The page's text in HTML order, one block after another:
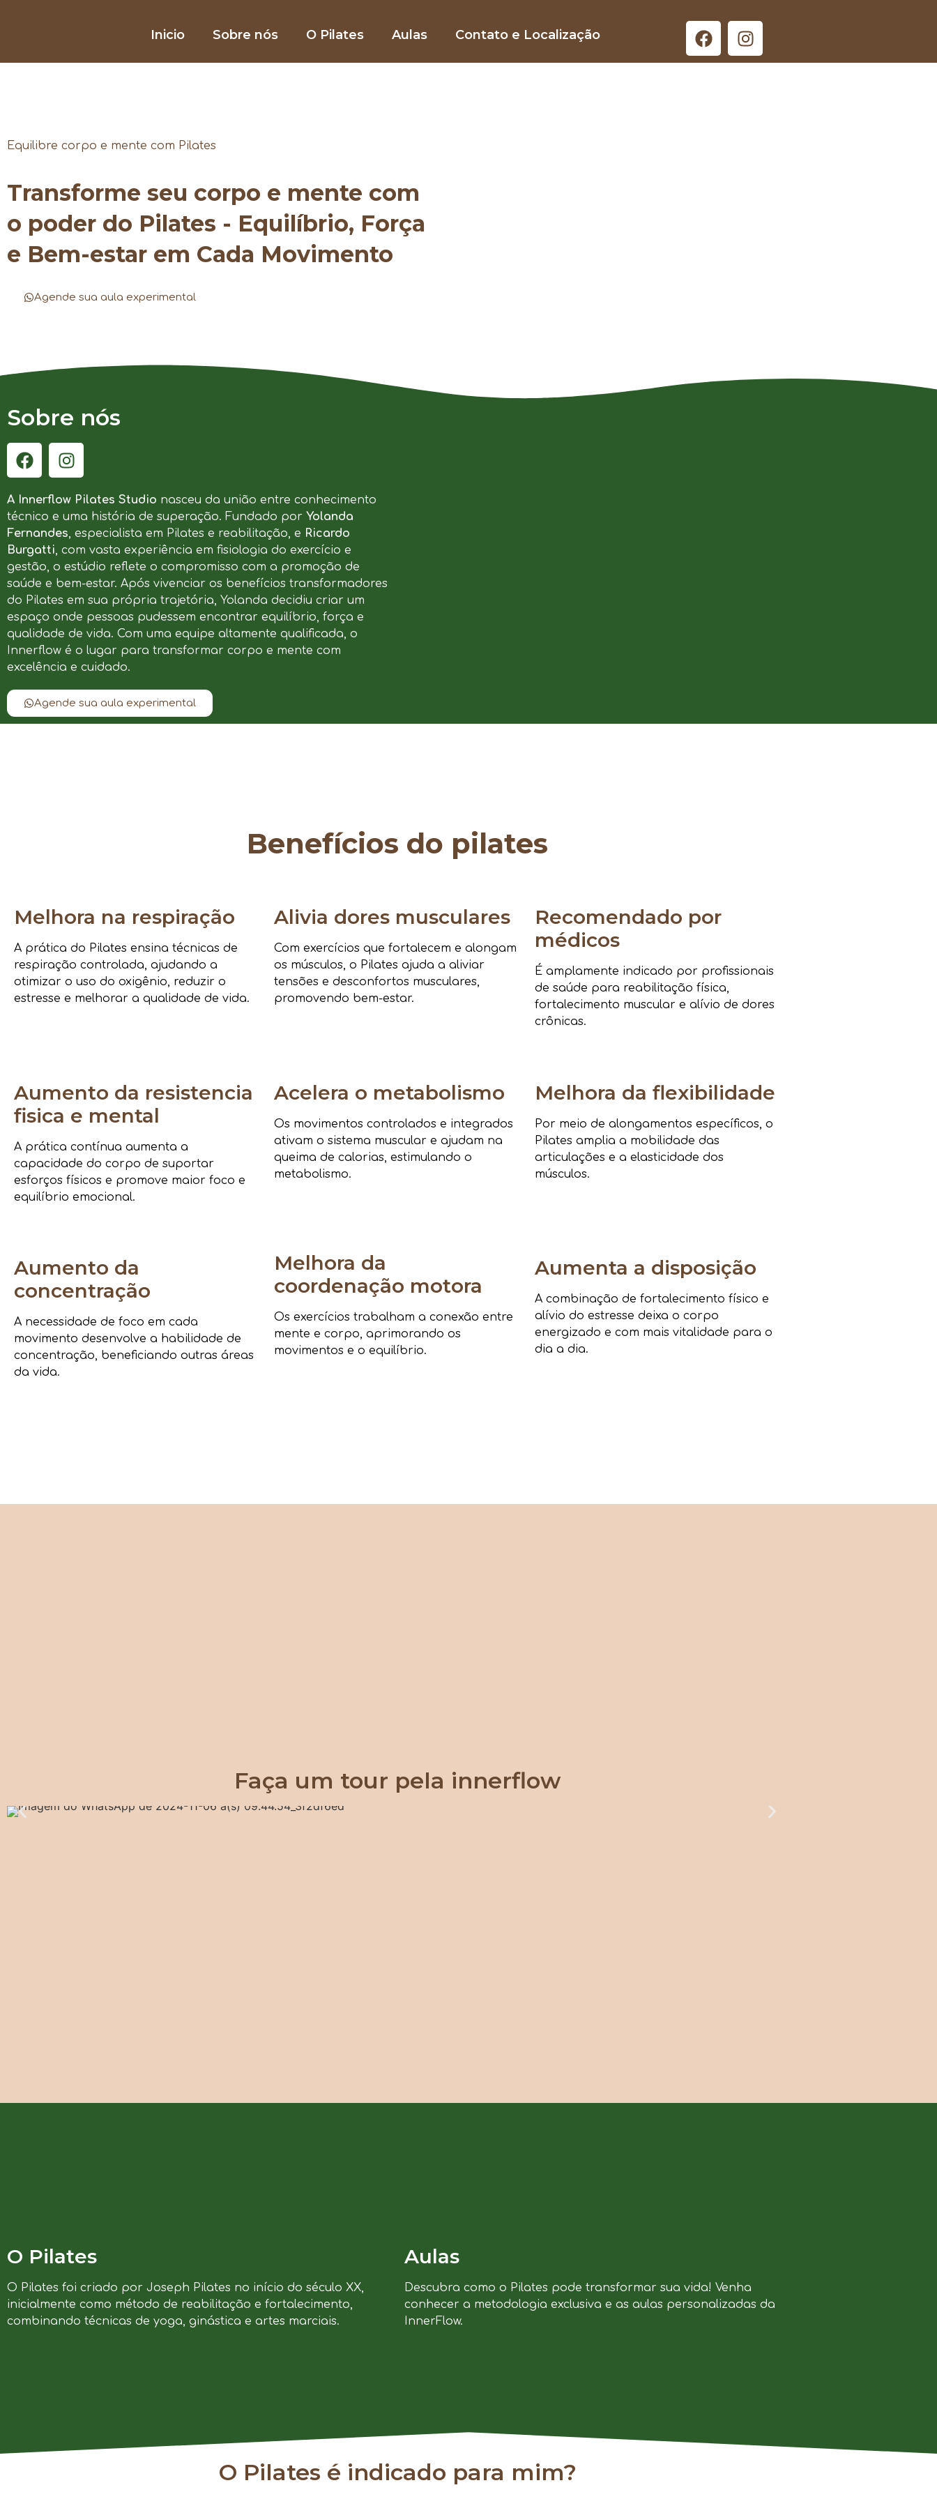
Inicio Sobre nós O Pilates Aulas Contato e Localização
Equilibre corpo e mente com Pilates
Transforme seu corpo e mente com
o poder do Pilates - Equilíbrio, Força
e Bem-estar em Cada Movimento
Agende sua aula experimental
Sobre nós
A Innerflow Pilates Studio nasceu da união entre conhecimento
técnico e uma história de superação. Fundado por Yolanda
Fernandes, especialista em Pilates e reabilitação, e Ricardo
Burgatti, com vasta experiência em fisiologia do exercício e
gestão, o estúdio reflete o compromisso com a promoção de
saúde e bem-estar. Após vivenciar os benefícios transformadores
do Pilates em sua própria trajetória, Yolanda decidiu criar um
espaço onde pessoas pudessem encontrar equilíbrio, força e
qualidade de vida. Com uma equipe altamente qualificada, o
Innerflow é o lugar para transformar corpo e mente com
excelência e cuidado.
Agende sua aula experimental
Benefícios do pilates
Melhora na respiração
A prática do Pilates ensina técnicas de
respiração controlada, ajudando a
otimizar o uso do oxigênio, reduzir o
estresse e melhorar a qualidade de vida.
Alivia dores musculares
Com exercícios que fortalecem e alongam
os músculos, o Pilates ajuda a aliviar
tensões e desconfortos musculares,
promovendo bem-estar.
Recomendado por
médicos
É amplamente indicado por profissionais
de saúde para reabilitação física,
fortalecimento muscular e alívio de dores
crônicas.
Aumento da resistencia
fisica e mental
A prática contínua aumenta a
capacidade do corpo de suportar
esforços físicos e promove maior foco e
equilíbrio emocional.
Acelera o metabolismo
Os movimentos controlados e integrados
ativam o sistema muscular e ajudam na
queima de calorias, estimulando o
metabolismo.
Melhora da flexibilidade
Por meio de alongamentos específicos, o
Pilates amplia a mobilidade das
articulações e a elasticidade dos
músculos.
Aumento da
concentração
A necessidade de foco em cada
movimento desenvolve a habilidade de
concentração, beneficiando outras áreas
da vida.
Melhora da
coordenação motora
Os exercícios trabalham a conexão entre
mente e corpo, aprimorando os
movimentos e o equilíbrio.
Aumenta a disposição
A combinação de fortalecimento físico e
alívio do estresse deixa o corpo
energizado e com mais vitalidade para o
dia a dia.
Faça um tour pela innerflow
O Pilates
O Pilates foi criado por Joseph Pilates no início do século XX,
inicialmente como método de reabilitação e fortalecimento,
combinando técnicas de yoga, ginástica e artes marciais.
Aulas
Descubra como o Pilates pode transformar sua vida! Venha
conhecer a metodologia exclusiva e as aulas personalizadas da
InnerFlow.
O Pilates é indicado para mim?